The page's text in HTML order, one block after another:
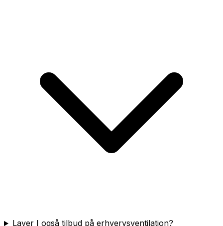
Laver I også tilbud på erhvervsventilation?